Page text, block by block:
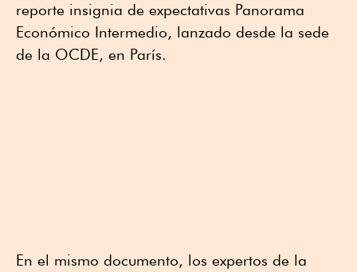
reporte insignia de expectativas Panorama
Económico Intermedio, lanzado desde la sede
de la OCDE, en París.
En el mismo documento, los expertos de la